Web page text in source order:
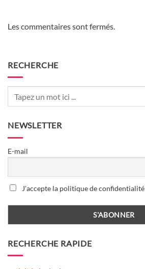
Les commentaires sont fermés.
RECHERCHE
NEWSLETTER
E-mail
J'accepte la politique de confidentialité
RECHERCHE RAPIDE